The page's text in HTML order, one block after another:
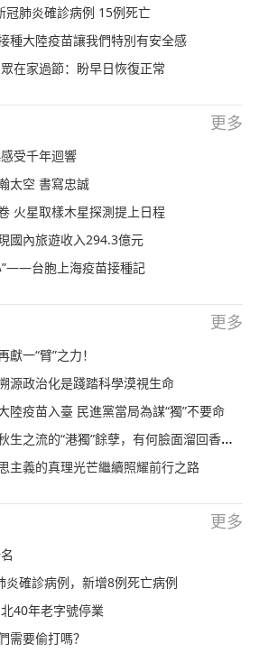
冠肺炎確診病例 15例死亡
種大陸疫苗讓我們特別有安全感
在家過節：盼早日恢復正常
更多
受千年迴響
太空 書寫忠誠
火星取樣木星探測提上日程
國內旅遊收入294.3億元
”——台胞上海疫苗接種記
更多
一“臂”之力！
源政治化是踐踏科學漠視生命
陸疫苗入臺 民進黨當局為謀“獨”不要命
之流的“港獨”餘孽，有何臉面溜回香港？
主義的真理光芒繼續照耀前行之路
更多
炎確診病例，新增8例死亡病例
40年老字號停業
需要偷打嗎？